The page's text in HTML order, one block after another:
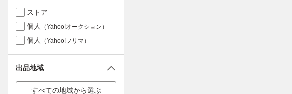
ストア
個人
（Yahoo!オークション）
個人 （Yahoo!フリマ）
出品地域
すべての地域から選ぶ